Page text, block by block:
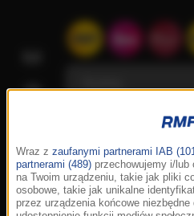
Wraz z zaufanymi partnerami IAB
partnerami (489) przechowujemy i/
na Twoim urządzeniu, takie jak pliki
osobowe, takie jak unikalne
przez urządzenia końcowe